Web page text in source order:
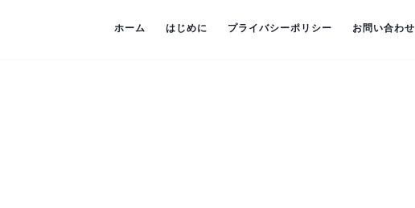
ホーム はじめに プライバシーポリシー お問い合わせ